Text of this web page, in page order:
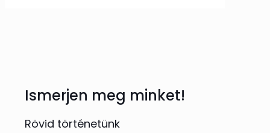
Ismerjen meg minket!
Rövid történetünk